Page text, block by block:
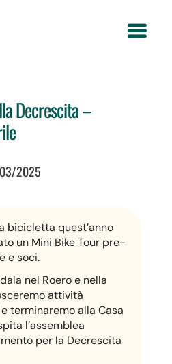
Decrescita –
2025
bicicletta quest’anno
un Mini Bike Tour pre-
e soci.
nel Roero e nella
attività
terminaremo alla Casa
l’assemblea
per la Decrescita